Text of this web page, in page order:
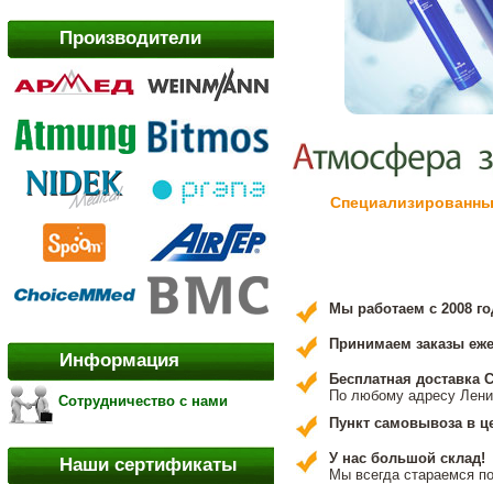
Производители
Информация
Сотрудничество с нами
Наши сертификаты
Мы работаем с 2008
Принимаем заказы
Бесплатная
По любому адресу
Пункт самовывоза в
У нас большой склад!
Мы всегда стараемся